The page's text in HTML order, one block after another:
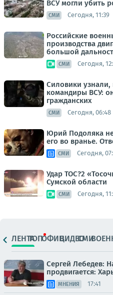
ВСУ могли убить
СМИ Сегодня, 11:39
Российские
производства
большой
СМИ Сегодня,
Силовики
командиры ВСУ:
гражданских
СМИ Сегодня, 06:48
Юрий Подоляка
его во вранье.
СМИ Сегодня,
Удар ТОС?2
Сумской области
СМИ Сегодня,
ЛЕНТАТОПОФИЦ.ВИДЕОСМИ
Сергей Лебедев:
продвигается:
МНЕНИЯ 17:41